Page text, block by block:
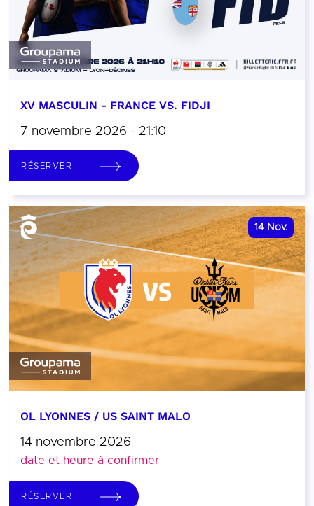
XV MASCULIN - FRANCE VS. FIDJI
7 novembre 2026 - 21:10
RÉSERVER
14 Nov.
OL LYONNES / US SAINT MALO
14 novembre 2026
date et heure à confirmer
RÉSERVER